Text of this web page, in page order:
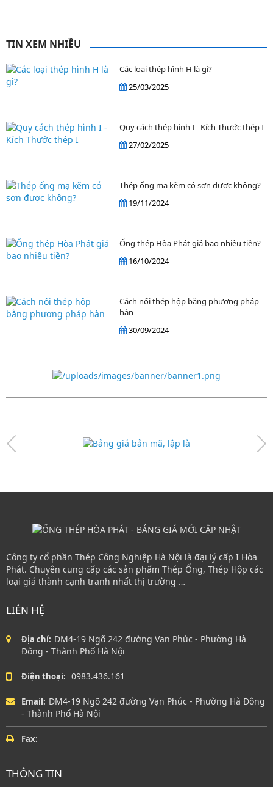
TIN XEM NHIỀU
Các loại thép hình H là gì?
25/03/2025
Quy cách thép hình I - Kích Thước thép I
27/02/2025
Thép ống mạ kẽm có sơn được không?
19/11/2024
Ống thép Hòa Phát giá bao nhiêu tiền?
16/10/2024
Cách nối thép hộp bằng phương pháp
hàn
30/09/2024
Công ty cổ phần Thép Công Nghiệp Hà Nội là đại lý cấp I Hòa
Phát. Chuyên cung cấp các sản phẩm Thép Ống, Thép Hộp các
loại giá thành cạnh tranh nhất thị trường …
LIÊN HỆ
Địa chỉ: DM4-19 Ngõ 242 đường Vạn Phúc - Phường Hà
Đông - Thành Phố Hà Nội
Điện thoại: 0983.436.161
Email: DM4-19 Ngõ 242 đường Vạn Phúc - Phường Hà Đông
- Thành Phố Hà Nội
Fax:
THÔNG TIN